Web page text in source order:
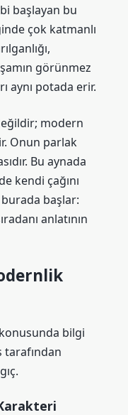
başlayan bu
çok katmanlı
görünmez
aynı potada erir.
modern
Onun parlak
Bu aynada
kendi çağını
başlar:
anlatının
bilgi